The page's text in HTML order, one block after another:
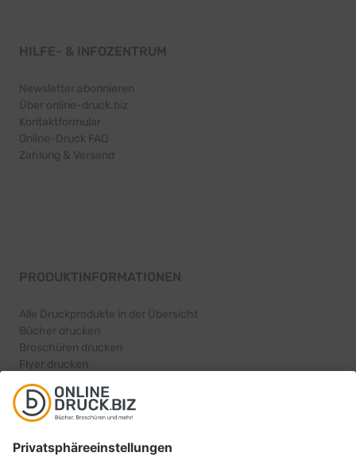
HILFE- & INFOZENTRUM
Newsletter abonnieren
Über online-druck.biz
Kontaktformular
Online-Druck FAQ
Zahlung & Versand
PRODUKTINFORMATIONEN
Alle Druckprodukte in der Übersicht
Bücher drucken
Broschüren drucken
Flyer drucken
Karten drucken